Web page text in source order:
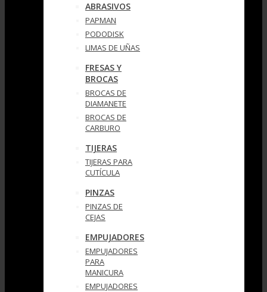
ABRASIVOS
PAPMAN
PODODISK
LIMAS DE UÑAS
FRESAS Y
BROCAS
BROCAS DE
DIAMANETE
BROCAS DE
CARBURO
TIJERAS
TIJERAS PARA
CUTÍCULA
PINZAS
PINZAS DE
CEJAS
EMPUJADORES
EMPUJADORES
PARA
MANICURA
EMPUJADORES